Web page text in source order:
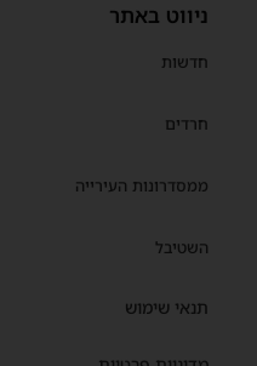
ניווט באתר
חדשות
חרדים
ממסדרונות העירייה
השטיבל
תנאי שימוש